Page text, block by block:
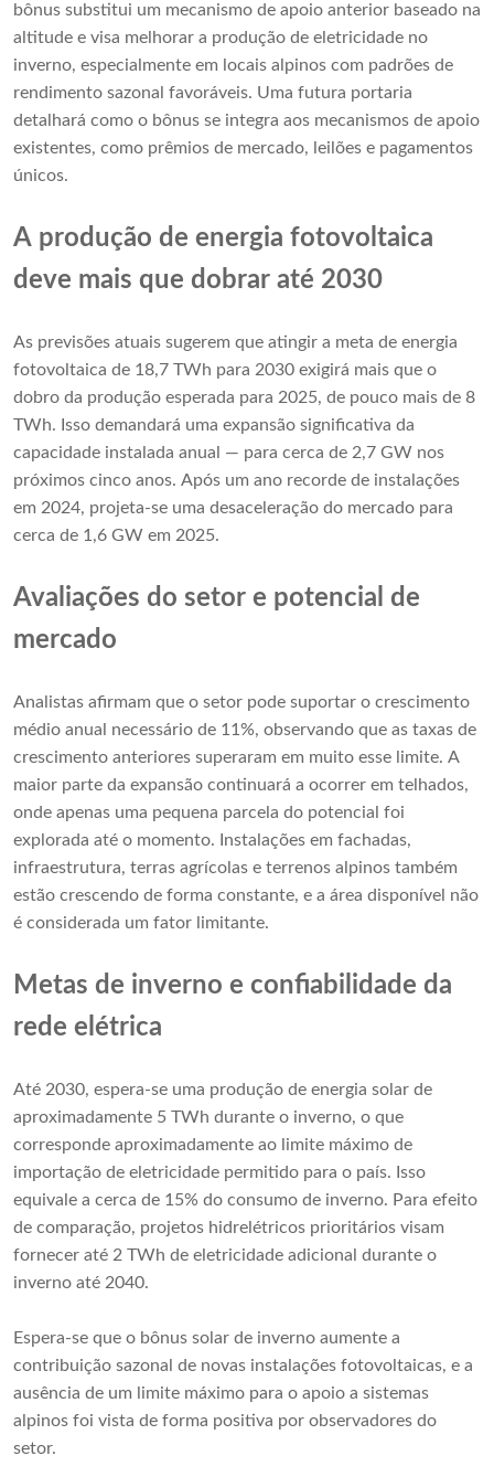
bônus substitui um mecanismo de apoio anterior baseado na
altitude e visa melhorar a produção de eletricidade no
inverno, especialmente em locais alpinos com padrões de
rendimento sazonal favoráveis. Uma futura portaria
detalhará como o bônus se integra aos mecanismos de apoio
existentes, como prêmios de mercado, leilões e pagamentos
únicos.
A produção de energia fotovoltaica
deve mais que dobrar até 2030
As previsões atuais sugerem que atingir a meta de energia
fotovoltaica de 18,7 TWh para 2030 exigirá mais que o
dobro da produção esperada para 2025, de pouco mais de 8
TWh. Isso demandará uma expansão significativa da
capacidade instalada anual — para cerca de 2,7 GW nos
próximos cinco anos. Após um ano recorde de instalações
em 2024, projeta-se uma desaceleração do mercado para
cerca de 1,6 GW em 2025.
Avaliações do setor e potencial de
mercado
Analistas afirmam que o setor pode suportar o crescimento
médio anual necessário de 11%, observando que as taxas de
crescimento anteriores superaram em muito esse limite. A
maior parte da expansão continuará a ocorrer em telhados,
onde apenas uma pequena parcela do potencial foi
explorada até o momento. Instalações em fachadas,
infraestrutura, terras agrícolas e terrenos alpinos também
estão crescendo de forma constante, e a área disponível não
é considerada um fator limitante.
Metas de inverno e confiabilidade da
rede elétrica
Até 2030, espera-se uma produção de energia solar de
aproximadamente 5 TWh durante o inverno, o que
corresponde aproximadamente ao limite máximo de
importação de eletricidade permitido para o país. Isso
equivale a cerca de 15% do consumo de inverno. Para efeito
de comparação, projetos hidrelétricos prioritários visam
fornecer até 2 TWh de eletricidade adicional durante o
inverno até 2040.
Espera-se que o bônus solar de inverno aumente a
contribuição sazonal de novas instalações fotovoltaicas, e a
ausência de um limite máximo para o apoio a sistemas
alpinos foi vista de forma positiva por observadores do
setor.